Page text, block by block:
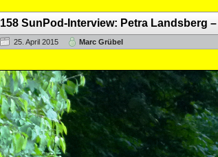
158 SunPod-Interview: Petra Landsberg
25. April 2015 Marc Grübel